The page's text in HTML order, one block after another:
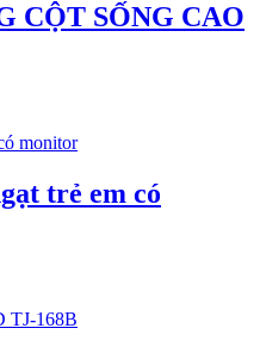
CỘT SỐNG CAO
trẻ em có